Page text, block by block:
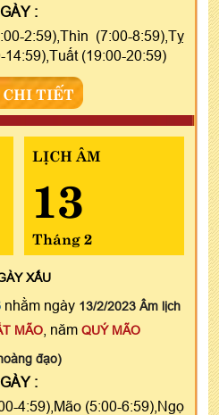
:
2:59),Thìn (7:00-8:59),Tỵ
(19:00-20:59)
TIẾT
LỊCH ÂM
13
Tháng 2
XẤU
nhằm ngày 13/2/2023 Âm lịch
MÃO , năm QUÝ MÃO
đạo)
:
4:59),Mão (5:00-6:59),Ngọ